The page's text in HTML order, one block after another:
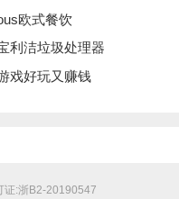
欧式餐饮
利洁垃圾处理器
戏好玩又赚钱
:浙B2-20190547